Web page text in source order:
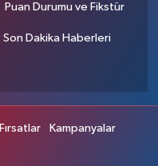
Puan Durumu ve Fikstür
Son Dakika Haberleri
Fırsatlar Kampanyalar